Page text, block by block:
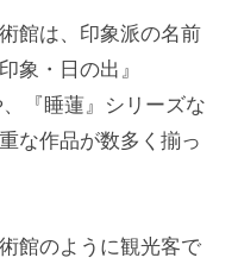
館は、印象派の名前
象・日の出』
、『睡蓮』シリーズな
な作品が数多く揃っ
館のように観光客で